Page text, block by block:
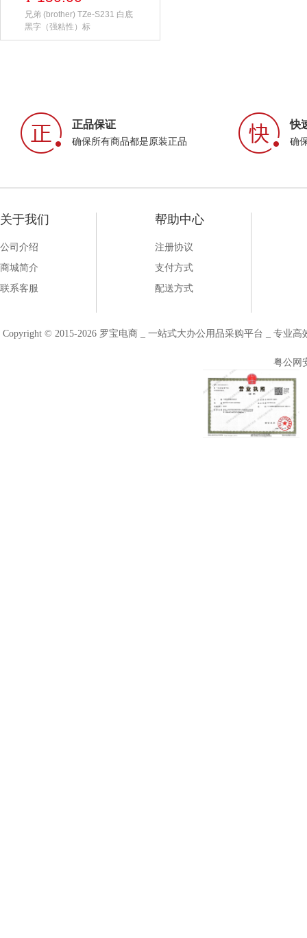
兄弟 (brother) TZe-S231 白底
黑字（强粘性）标
正品保证
确保所有商品都是原装正品
快
确
关于我们
公司介绍
商城简介
联系客服
帮助中心
注册协议
支付方式
配送方式
Copyright © 2015-2026 罗宝电商 _ 一站式大办公用品采购平台 _ 专业
粤公网